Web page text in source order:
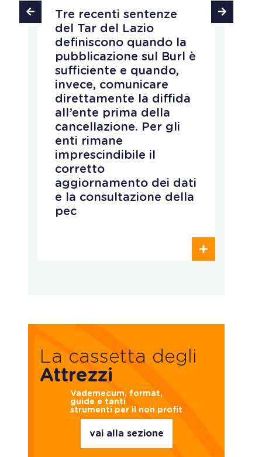
Tre recenti sentenze
del Tar del Lazio
definiscono quando la
pubblicazione sul Burl è
sufficiente e quando,
invece, comunicare
direttamente la diffida
all’ente prima della
cancellazione. Per gli
enti rimane
imprescindibile il
corretto
aggiornamento dei dati
e la consultazione della
pec
La cassetta degli
Attrezzi
Vademecum, format,
guide e tanti
strumenti per il non profit
vai alla sezione